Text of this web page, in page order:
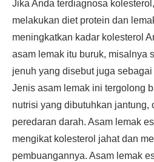
Jika Anda terdiagnosa
melakukan diet protein dan
meningkatkan kadar kolesterol
asam lemak itu buruk, misalnya
jenuh yang disebut juga
Jenis asam lemak ini tergolong
nutrisi yang dibutuhkan jantung,
peredaran darah. Asam lemak
mengikat kolesterol jahat dan
pembuangannya. Asam lemak